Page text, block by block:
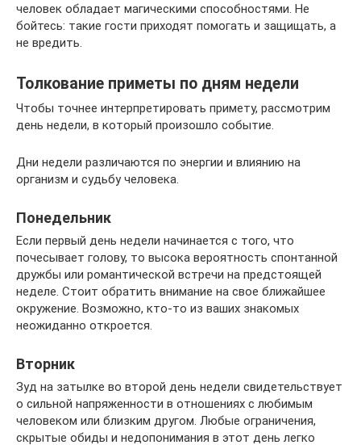
человек обладает магическими способностями. Не
бойтесь: такие гости приходят помогать и защищать, а
не вредить.
Толкование приметы по дням недели
Чтобы точнее интерпретировать примету, рассмотрим
день недели, в который произошло событие.
Дни недели различаются по энергии и влиянию на
организм и судьбу человека.
Понедельник
Если первый день недели начинается с того, что
почесывает голову, то высока вероятность спонтанной
дружбы или романтической встречи на предстоящей
неделе. Стоит обратить внимание на свое ближайшее
окружение. Возможно, кто-то из ваших знакомых
неожиданно откроется.
Вторник
Зуд на затылке во второй день недели свидетельствует
о сильной напряженности в отношениях с любимым
человеком или близким другом. Любые ограничения,
скрытые обиды и недопонимания в этот день легко